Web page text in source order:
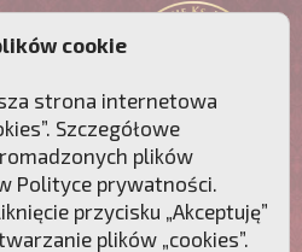
cookie
strona internetowa
Szczegółowe
plików
Polityce prywatności.
przycisku „Akceptuję”
plików „cookies”.